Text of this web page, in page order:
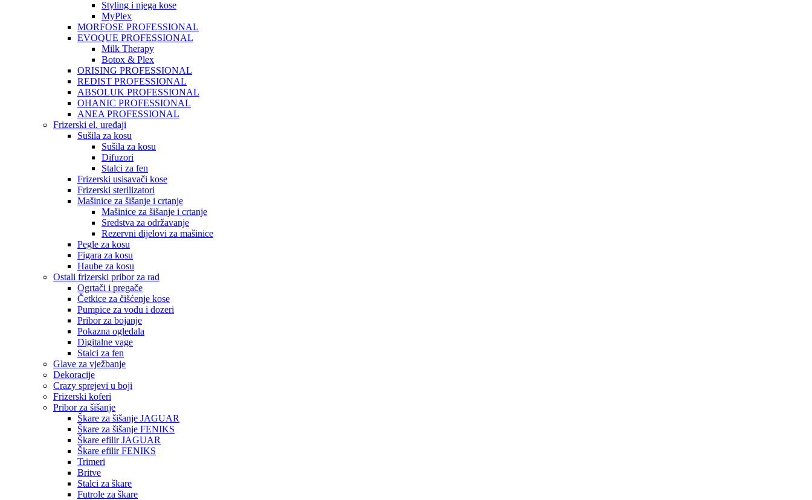
Styling i njega kose
MyPlex
MORFOSE PROFESSIONAL
EVOQUE PROFESSIONAL
Milk Therapy
Botox & Plex
ORISING PROFESSIONAL
REDIST PROFESSIONAL
ABSOLUK PROFESSIONAL
OHANIC PROFESSIONAL
ANEA PROFESSIONAL
Frizerski el. uređaji
Sušila za kosu
Sušila za kosu
Difuzori
Stalci za fen
Frizerski usisavači kose
Frizerski sterilizatori
Mašinice za šišanje i crtanje
Mašinice za šišanje i crtanje
Sredstva za održavanje
Rezervni dijelovi za mašinice
Pegle za kosu
Figara za kosu
Haube za kosu
Ostali frizerski pribor za rad
Ogrtači i pregače
Četkice za čišćenje kose
Pumpice za vodu i dozeri
Pribor za bojanje
Pokazna ogledala
Digitalne vage
Stalci za fen
Glave za vježbanje
Dekoracije
Crazy sprejevi u boji
Frizerski koferi
Pribor za šišanje
Škare za šišanje JAGUAR
Škare za šišanje FENIKS
Škare efilir JAGUAR
Škare efilir FENIKS
Trimeri
Britve
Stalci za škare
Futrole za škare